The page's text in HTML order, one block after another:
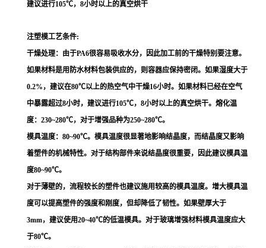
建议进行105℃，8小时以上的真空烘干
注塑模工艺条件:
干燥处理：由于PA6很容易吸收水分，因此加工前的干燥特别要注意。
如果材料是用防水材料包装供应的，则容器应保持密闭。如果湿度大于
0.2%，建议在80℃以上的热空气中干燥16小时。如果材料已经在空气
中暴露超过8小时，建议进行105℃，8小时以上的真空烘干。熔化温
度：230~280℃，对于增强品种为250~280℃。
模具温度：80~90℃。模具温度很显著地影响结晶度，而结晶度又影响
着塑件的机械特性。对于结构部件来说结晶度很重要，因此建议模具温
度80~90℃。
对于薄壁的，流程较长的塑件也建议施用较高的模具温度。增大模具温
度可以提高塑件的强度和刚度，但却降低了韧性。如果壁厚大于
3mm，建议使用20~40℃的低温模具。对于玻璃增强材料模具温度应大
于80℃。